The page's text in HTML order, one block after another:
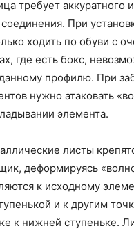
требует аккуратного и
При
ходить по обуви с
где есть бокс,
профилю. При
нужно атаковать
элемента.
листы
деформируясь
к исходному
и к другим
к нижней ступеньке.